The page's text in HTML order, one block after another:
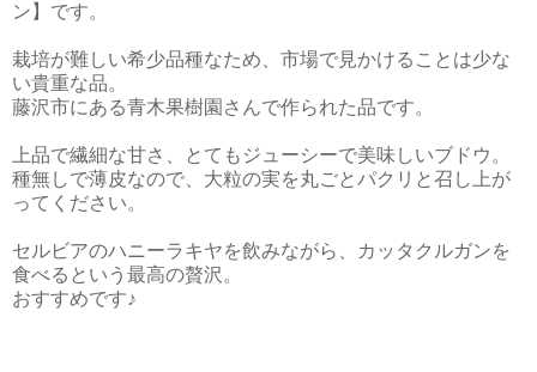
ン】です。
栽培が難しい希少品種なため、市場で見かけることは少な
い貴重な品。
藤沢市にある青木果樹園さんで作られた品です。
上品で繊細な甘さ、とてもジューシーで美味しいブドウ。
種無しで薄皮なので、大粒の実を丸ごとパクリと召し上が
ってください。
セルビアのハニーラキヤを飲みながら、カッタクルガンを
食べるという最高の贅沢。
おすすめです♪